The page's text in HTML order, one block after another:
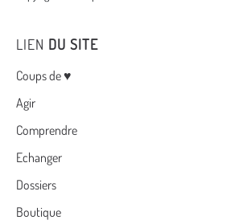
LIEN DU SITE
Menu
Coups de ♥
Agir
Comprendre
Echanger
Dossiers
Boutique